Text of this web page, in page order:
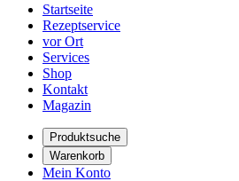
Startseite
Rezeptservice
vor Ort
Services
Shop
Kontakt
Magazin
Produktsuche
Warenkorb
Mein Konto